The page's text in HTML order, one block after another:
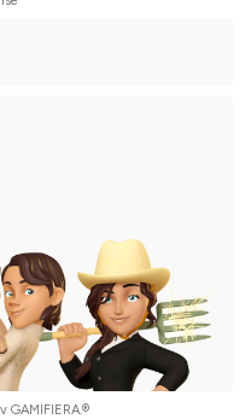
GAMIFIERA.®